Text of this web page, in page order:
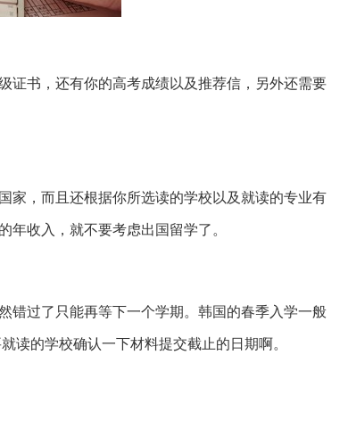
证书，还有你的高考成绩以及推荐信，另外还需要
家，而且还根据你所选读的学校以及就读的专业有
收入，就不要考虑出国留学了。
错过了只能再等下一个学期。韩国的春季入学一般
读的学校确认一下材料提交截止的日期啊。